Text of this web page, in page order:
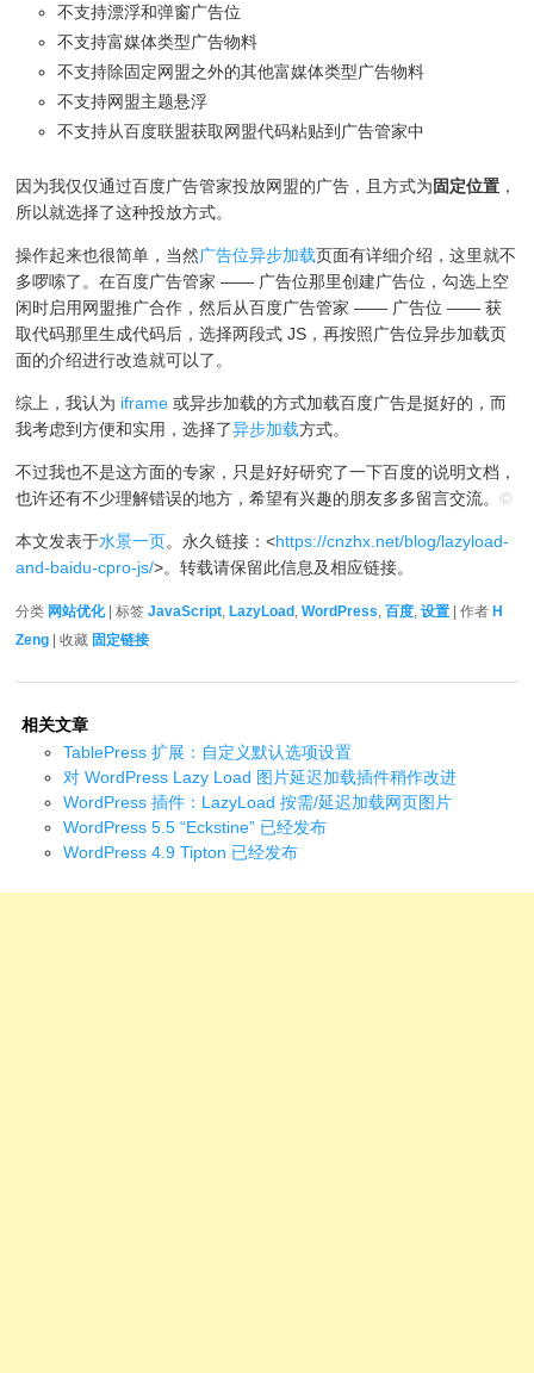
不支持漂浮和弹窗广告位
不支持富媒体类型广告物料
不支持除固定网盟之外的其他富媒体类型广告物料
不支持网盟主题悬浮
不支持从百度联盟获取网盟代码粘贴到广告管家中
因为我仅仅通过百度广告管家投放网盟的广告，且方式为固定位置 ，
所以就选择了这种投放方式。
操作起来也很简单，当然广告位异步加载页面有详细介绍，这里就不
多啰嗦了。在百度广告管家 —— 广告位那里创建广告位，勾选上空
闲时启用网盟推广合作，然后从百度广告管家 —— 广告位 —— 获
取代码那里生成代码后，选择两段式 JS，再按照广告位异步加载页
面的介绍进行改造就可以了。
综上，我认为 iframe 或异步加载的方式加载百度广告是挺好的，而
我考虑到方便和实用，选择了异步加载方式。
不过我也不是这方面的专家，只是好好研究了一下百度的说明文档，
也许还有不少理解错误的地方，希望有兴趣的朋友多多留言交流。©
本文发表于水景一页。永久链接：<https://cnzhx.net/blog/lazyload-
and-baidu-cpro-js/>。转载请保留此信息及相应链接。
分类 网站优化| 标签JavaScript, LazyLoad ,WordPress,百度,设置 | 作者 H
Zeng | 收藏 固定链接
相关文章
TablePress 扩展：自定义默认选项设置
对 WordPress Lazy Load 图片延迟加载插件稍作改进
WordPress 插件：LazyLoad 按需/延迟加载网页图片
WordPress 5.5 “Eckstine” 已经发布
WordPress 4.9 Tipton 已经发布